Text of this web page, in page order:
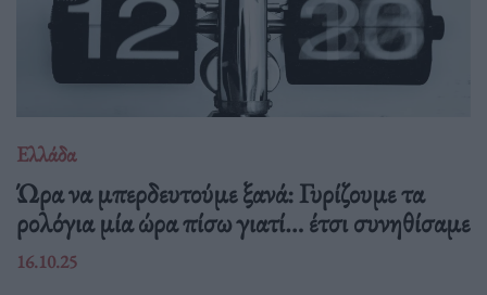
Ελλάδα
Ώρα να μπερδευτούμε ξανά: Γυρίζουμε τα
ρολόγια μία ώρα πίσω γιατί… έτσι συνηθίσαμε
16.10.25